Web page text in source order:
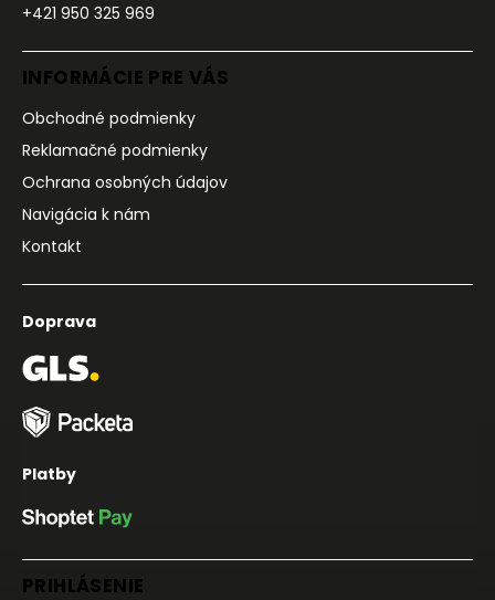
+421 950 325 969
INFORMÁCIE PRE VÁS
Obchodné podmienky
Reklamačné podmienky
Ochrana osobných údajov
Navigácia k nám
Kontakt
Doprava
Platby
PRIHLÁSENIE